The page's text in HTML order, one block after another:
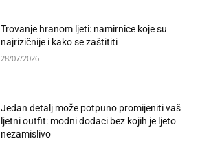
Trovanje hranom ljeti: namirnice koje su
najrizičnije i kako se zaštititi
28/07/2026
Jedan detalj može potpuno promijeniti vaš
ljetni outfit: modni dodaci bez kojih je ljeto
nezamislivo